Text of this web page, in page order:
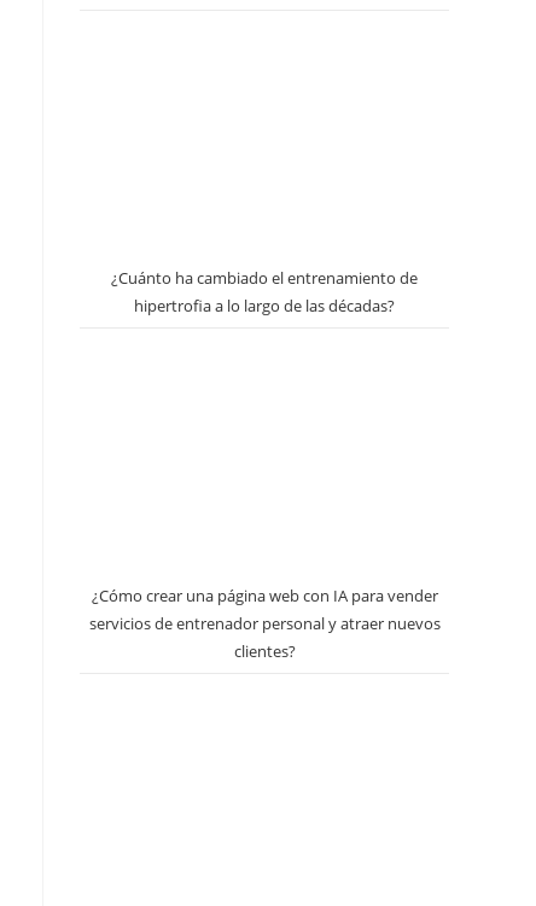
¿Cuánto ha cambiado el entrenamiento de
hipertrofia a lo largo de las décadas?
¿Cómo crear una página web con IA para vender
servicios de entrenador personal y atraer nuevos
clientes?